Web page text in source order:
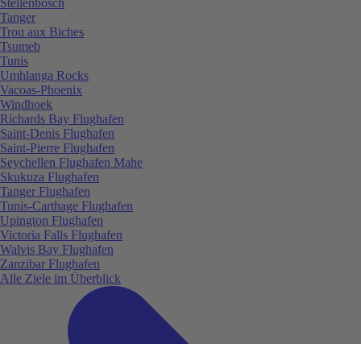
Tanger
Trou aux Biches
Tsumeb
Tunis
Umhlanga Rocks
Vacoas-Phoenix
Windhoek
Richards Bay Flughafen
Saint-Denis Flughafen
Saint-Pierre Flughafen
Seychellen Flughafen Mahe
Skukuza Flughafen
Tanger Flughafen
Tunis-Carthage Flughafen
Upington Flughafen
Victoria Falls Flughafen
Walvis Bay Flughafen
Zanzibar Flughafen
Alle Ziele im Überblick